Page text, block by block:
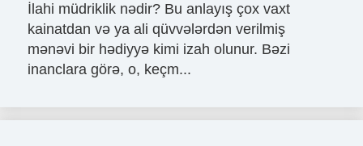
İlahi müdriklik nədir? Bu anlayış çox vaxt
kainatdan və ya ali qüvvələrdən verilmiş
mənəvi bir hədiyyə kimi izah olunur. Bəzi
inanclara görə, o, keçm...